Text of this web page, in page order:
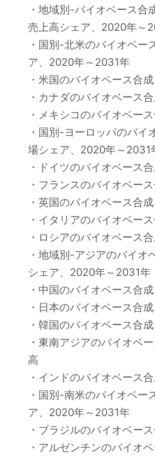
・地域別-バイオベース合
売上高シェア、2020年～
・国別-北米のバイオベー
ア、2020年～2031年
・米国のバイオベース合
・カナダのバイオベース
・メキシコのバイオベー
・国別-ヨーロッパのバイ
場シェア、2020年～2031
・ドイツのバイオベース
・フランスのバイオベー
・英国のバイオベース合
・イタリアのバイオベー
・ロシアのバイオベース
・地域別-アジアのバイオ
シェア、2020年～2031年
・中国のバイオベース合
・日本のバイオベース合
・韓国のバイオベース合
・東南アジアのバイオベ
高
・インドのバイオベース
・国別-南米のバイオベー
ア、2020年～2031年
・ブラジルのバイオベー
・アルゼンチンのバイオ